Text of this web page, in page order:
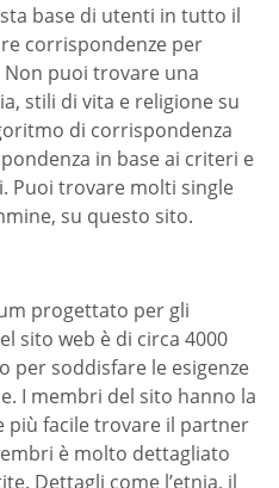
base di utenti in tutto il
corrispondenze per
puoi trovare una
stili di vita e religione su
di corrispondenza
in base ai criteri e
Puoi trovare molti single
su questo sito.
progettato per gli
sito web è di circa 4000
per soddisfare le esigenze
I membri del sito hanno la
più facile trovare il partner
è molto dettagliato
Dettagli come l’etnia, il